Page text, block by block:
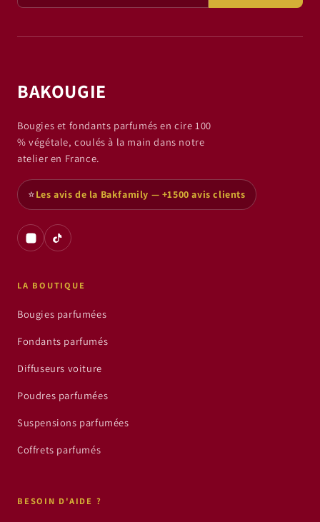
BAKOUGIE
Bougies et fondants parfumés en cire 100
% végétale, coulés à la main dans notre
atelier en France.
⭐Les avis de la Bakfamily — +1500 avis clients
LA BOUTIQUE
Bougies parfumées
Fondants parfumés
Diffuseurs voiture
Poudres parfumées
Suspensions parfumées
Coffrets parfumés
BESOIN D'AIDE ?